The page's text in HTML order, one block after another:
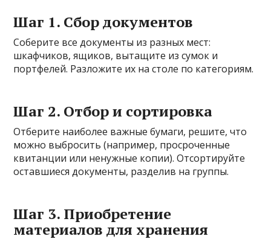
Шаг 1. Сбор документов
Соберите все документы из разных мест:
шкафчиков, ящиков, вытащите из сумок и
портфелей. Разложите их на столе по категориям.
Шаг 2. Отбор и сортировка
Отберите наиболее важные бумаги, решите, что
можно выбросить (например, просроченные
квитанции или ненужные копии). Отсортируйте
оставшиеся документы, разделив на группы.
Шаг 3. Приобретение
материалов для хранения